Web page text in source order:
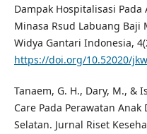
Dampak Hospitalisasi Pada
Minasa Rsud Labuang Baji
Widya Gantari Indonesia,
https://doi.org/10.52020/
Tanaem, G. H., Dary, M., &
Care Pada Perawatan Anak
Selatan. Jurnal Riset